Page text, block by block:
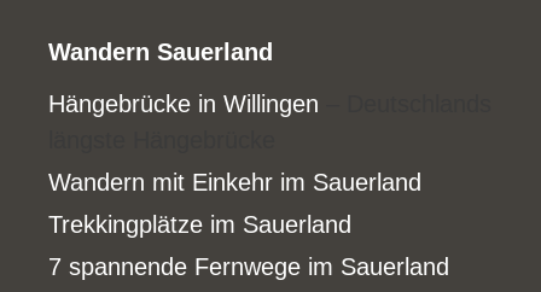
Wandern Sauerland
Hängebrücke in Willingen
Wandern mit Einkehr im Sauerland
Trekkingplätze im Sauerland
7 spannende Fernwege im Sauerland